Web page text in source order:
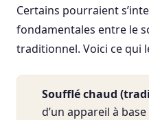
Certains pourraient
fondamentales entre le
traditionnel. Voici ce qui
Soufflé chaud
d’un appareil à